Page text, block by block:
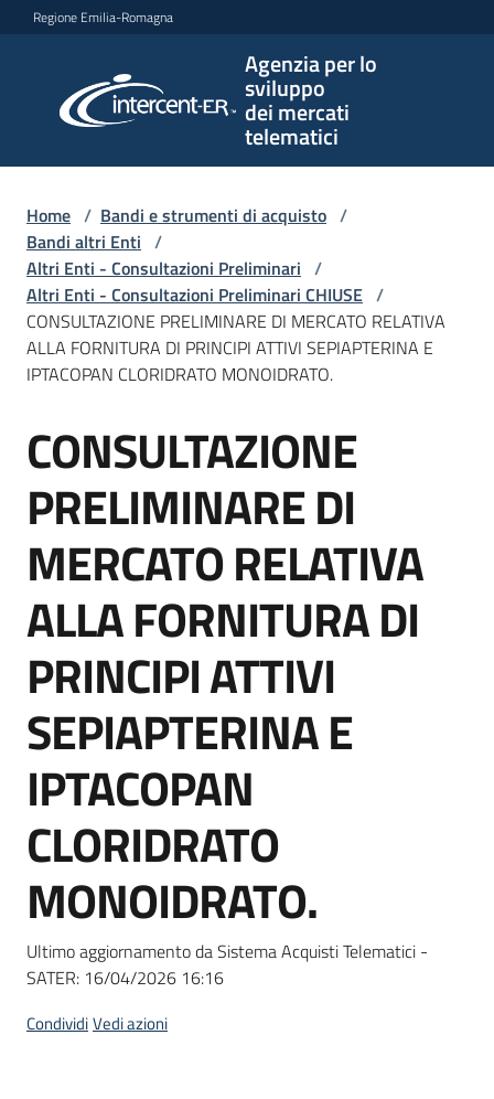
Vai al contenuto
Vai alla navigazione
Vai al footer
Regione Emilia-Romagna
Agenzia per lo
sviluppo
dei mercati
telematici
per lo
sviluppo
telematici
L'Agenzia
e
strumenti
acquisto
Supporto
Piattaforme
telematiche
English
site
su
Home / Bandi e strumenti di acquisto /
Bandi altri Enti /
Altri Enti - Consultazioni Preliminari /
Altri Enti - Consultazioni Preliminari CHIUSE /
CONSULTAZIONE PRELIMINARE DI MERCATO RELATIVA
ALLA FORNITURA DI PRINCIPI ATTIVI SEPIAPTERINA E
IPTACOPAN CLORIDRATO MONOIDRATO.
Salta al contenuto
CONSULTAZIONE
PRELIMINARE DI
MERCATO RELATIVA
ALLA FORNITURA DI
PRINCIPI ATTIVI
SEPIAPTERINA E
IPTACOPAN
CLORIDRATO
MONOIDRATO.
Ultimo aggiornamento da Sistema Acquisti Telematici -
SATER: 16/04/2026 16:16
CondividiVedi azioni